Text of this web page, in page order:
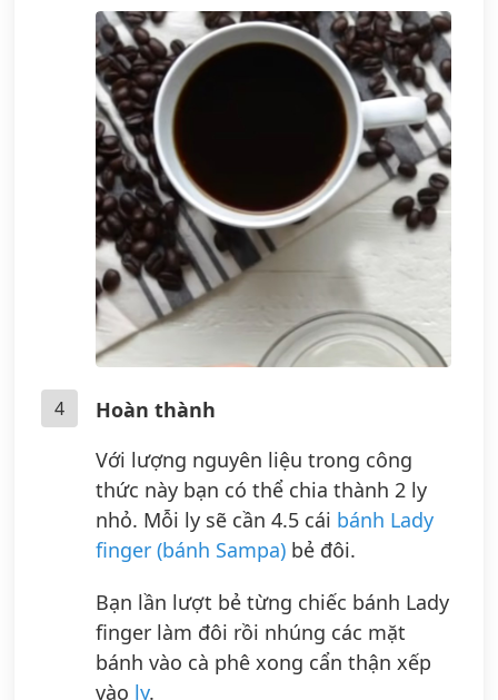
4
Hoàn thành
Với lượng nguyên liệu trong công
thức này bạn có thể chia thành 2 ly
nhỏ. Mỗi ly sẽ cần 4.5 cái bánh Lady
finger (bánh Sampa) bẻ đôi.
Bạn lần lượt bẻ từng chiếc bánh Lady
finger làm đôi rồi nhúng các mặt
bánh vào cà phê xong cẩn thận xếp
vào ly.